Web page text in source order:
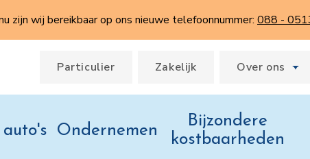
zijn wij bereikbaar op ons nieuwe telefoonnummer: 088 -
Particulier Zakelijk Over ons
auto's Ondernemen
Bijzondere
kostbaarheden